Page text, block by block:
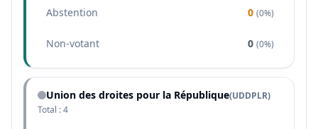
Abstention 0 (0%)
Non-votant 0 (0%)
Union des droites pour la République(UDDPLR)
Total :4